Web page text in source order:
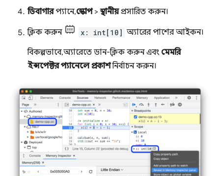
ডিবাগারপ্যানে,স্কোপ>স্থানীয়প্রসারিত করুন।
ক্লিক করুন x: int[10] অ্যারের পাশের আইকন।
বিকল্পভাবে, অ্যারেতে ডান-ক্লিক করুন এবং মেমরি
ইন্সপেক্টর প্যানেলে প্রকাশনির্বাচন করুন।